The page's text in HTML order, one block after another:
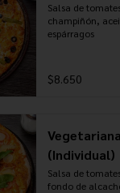
Salsa de
champiñón,
espárragos
$8.650
(Individual)
Salsa de
fondo de